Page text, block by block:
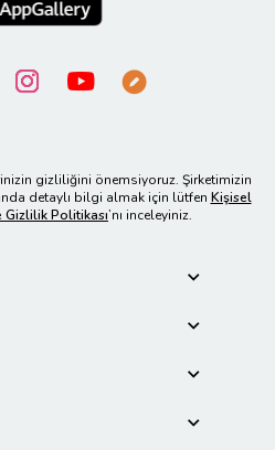
gizliliğini önemsiyoruz. Şirketimizin
detaylı bilgi almak için lütfen Kişisel
Gizlilik Politikası’nı inceleyiniz.